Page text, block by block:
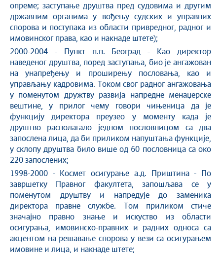
опреме; заступање друштва пред судовима и другим
државним органима у вођењу судских и управних
спорова и поступака из области привредног, радног и
имовинског права, као и накнаде штете);
2000-2004 - Пункт п.п. Београд - Као директор
наведеног друштва, поред заступања, био је ангажован
на унапређењу и проширењу пословања, као и
управљању кадровима. Током свог радног ангажовања
у поменутом дружтву развија напредне менаџерске
вештине, у прилог чему говори чињеница да је
функцију директора преузео у моменту када је
друштво располагало једном пословницом са два
запослена лица, да би приликом напуштања функције,
у склопу друштва било више од 60 пословница са око
220 запослених;
1998-2000 - Космет осигурање а.д. Приштина - По
завршетку Правног факултета, запошљава се у
поменутом друштву и напредује до заменика
директора правне службе. Том приликом стиче
значајно правно знање и искуство из области
осигурања, имовинско-правних и радних односа са
акцентом на решавање спорова у вези са осигурањем
имовине и лица, и накнаде штете;